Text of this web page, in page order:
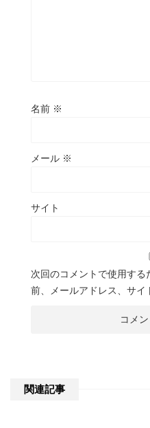
名前 ※
メール ※
サイト
次回のコメントで使用する
前、メールアドレス、サイ
関連記事